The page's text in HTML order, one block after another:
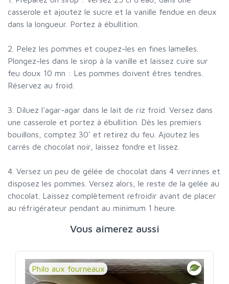
casserole et ajoutez le sucre et la vanille fendue en deux
dans la longueur. Portez à ébullition.
2. Pelez les pommes et coupez-les en fines lamelles.
Plongez-les dans le sirop à la vanille et laissez cuire sur
feu doux 10 mn : Les pommes doivent êtres tendres.
Réservez au froid.
3. Diluez l'agar-agar dans le lait de riz froid. Versez dans
une casserole et portez à ébullition. Dès les premiers
bouillons, comptez 30' et retirez du feu. Ajoutez les
carrés de chocolat noir, laissez fondre et lissez.
4. Versez un peu de gélée de chocolat dans 4 verrinnes et
disposez les pommes. Versez alors, le reste de la gelée au
chocolat. Laissez complètement refroidir avant de placer
au réfrigérateur pendant au minimum 1 heure.
Vous aimerez aussi
Philo aux fourneaux